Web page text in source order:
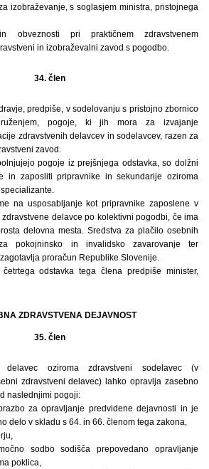
izobraževanje, s soglasjem ministra, pristojnega
obveznosti pri praktičnem zdravstvenem
in izobraževalni zavod s pogodbo.
34. člen
predpiše, v sodelovanju s pristojno zbornico
pogoje, ki jih mora za izvajanje
zdravstvenih delavcev in sodelavcev, razen za
zavod.
pogoje iz prejšnjega odstavka, so dolžni
in zaposliti pripravnike in sekundarije oziroma
na usposabljanje kot pripravnike zaposlene v
delavce po kolektivni pogodbi, če ima
delovna mesta. Sredstva za plačilo osebnih
pokojninsko in invalidsko zavarovanje ter
proračun Republike Slovenije.
odstavka tega člena predpiše minister,
ZDRAVSTVENA DEJAVNOST
35. člen
delavec oziroma zdravstveni sodelavec (v
zdravstveni delavec) lahko opravlja zasebno
naslednjimi pogoji:
za opravljanje predvidene dejavnosti in je
delo v skladu s 64. in 66. členom tega zakona,
sodbo sodišča prepovedano opravljanje
poklica,